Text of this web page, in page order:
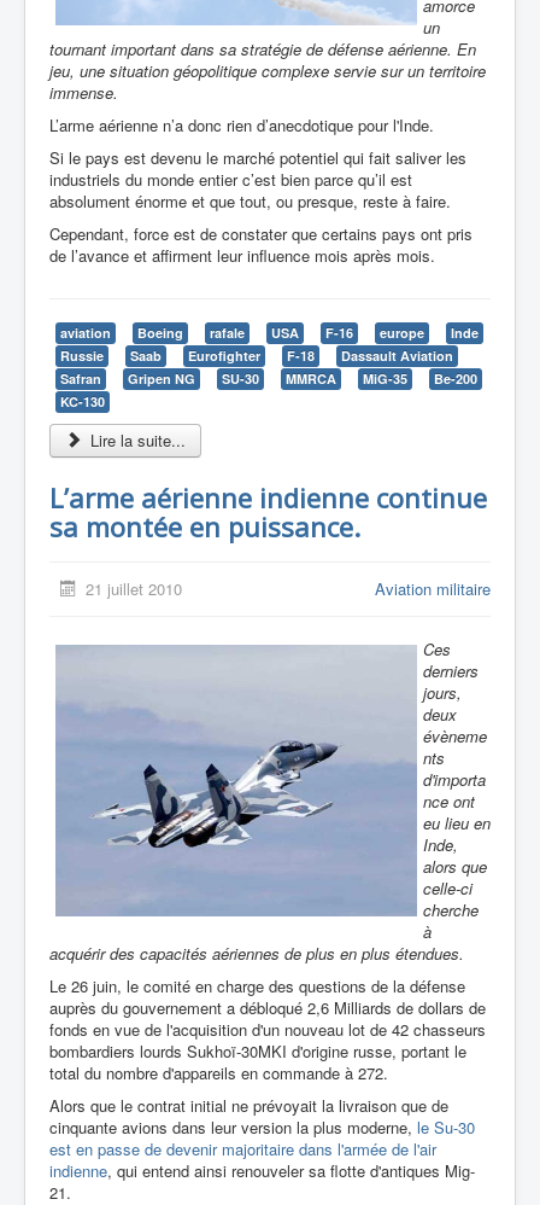
amorce
un
tournant important dans sa stratégie de défense aérienne. En
jeu, une situation géopolitique complexe servie sur un territoire
immense.
L’arme aérienne n’a donc rien d’anecdotique pour l'Inde.
Si le pays est devenu le marché potentiel qui fait saliver les
industriels du monde entier c’est bien parce qu’il est
absolument énorme et que tout, ou presque, reste à faire.
Cependant, force est de constater que certains pays ont pris
de l’avance et affirment leur influence mois après mois.
aviation Boeing rafale USA F-16 europe
Inde
Russie
Saab Eurofighter F-18
Dassault Aviation
Safran
Gripen NG SU-30 MMRCA MiG-35
Be-200
KC-130
Lire la suite...
L’arme aérienne indienne continue
sa montée en puissance.
21 juillet 2010 Aviation militaire
Ces
derniers
jours,
deux
évèneme
nts
d'importa
nce ont
eu lieu en
Inde,
alors que
celle-ci
cherche
à
acquérir des capacités aériennes de plus en plus étendues.
Le 26 juin, le comité en charge des questions de la défense
auprès du gouvernement a débloqué 2,6 Milliards de dollars de
fonds en vue de l'acquisition d'un nouveau lot de 42 chasseurs
bombardiers lourds Sukhoï-30MKI d'origine russe, portant le
total du nombre d'appareils en commande à 272.
Alors que le contrat initial ne prévoyait la livraison que de
cinquante avions dans leur version la plus moderne, le Su-30
est en passe de devenir majoritaire dans l'armée de l'air
indienne, qui entend ainsi renouveler sa flotte d'antiques Mig-
21.